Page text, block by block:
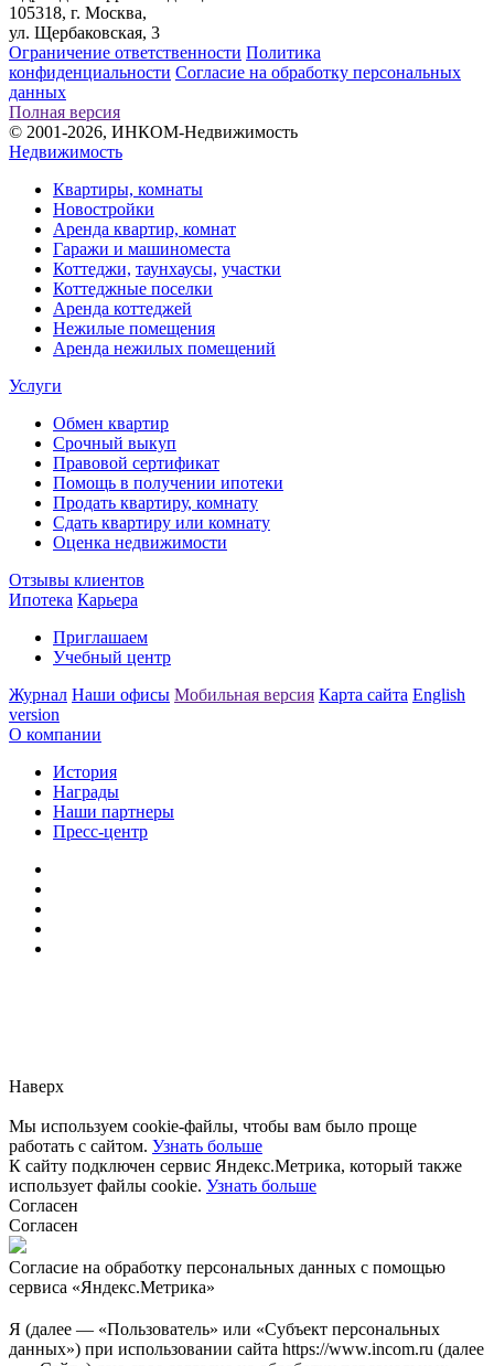
105318, г. Москва,
ул. Щербаковская, 3
Ограничение ответственности Политика
конфиденциальности Согласие на обработку персональных
данных
Полная версия
© 2001-2026, ИНКОМ-Недвижимость
Недвижимость
Квартиры, комнаты
Новостройки
Аренда квартир, комнат
Гаражи и машиноместа
Коттеджи, таунхаусы, участки
Коттеджные поселки
Аренда коттеджей
Нежилые помещения
Аренда нежилых помещений
Услуги
Обмен квартир
Срочный выкуп
Правовой сертификат
Помощь в получении ипотеки
Продать квартиру, комнату
Сдать квартиру или комнату
Оценка недвижимости
Отзывы клиентов
Ипотека Карьера
Приглашаем
Учебный центр
Журнал Наши офисы Мобильная версия Карта сайта English
version
О компании
История
Награды
Наши партнеры
Пресс-центр
Наверх
Мы используем cookie-файлы, чтобы вам было проще
работать с сайтом. Узнать больше
К сайту подключен сервис Яндекс.Метрика, который также
использует файлы cookie. Узнать больше
Согласен
Согласен
Согласие на обработку персональных данных с помощью
сервиса «Яндекс.Метрика»
Я (далее — «Пользователь» или «Субъект персональных
данных») при использовании сайта https://www.incom.ru (далее